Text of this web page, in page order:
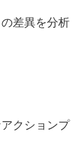
差異を分析
クションプ